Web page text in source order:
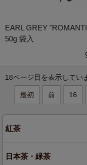
EARL GREY
50g 袋入
18ページ目を表示してい
最初 前 16
紅茶
日本茶・緑茶